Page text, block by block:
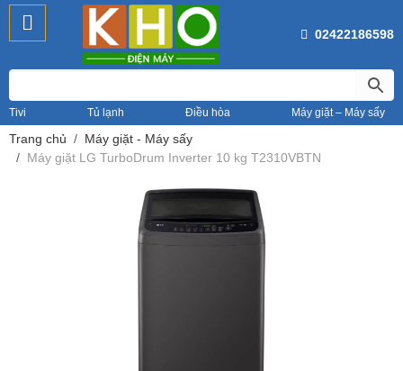
02422186598
Tivi Tủ lạnh Điều hòa Máy giặt – Máy sấy
Trang chủ
Máy giặt - Máy sấy
Máy giặt LG TurboDrum Inverter 10 kg T2310VBTN